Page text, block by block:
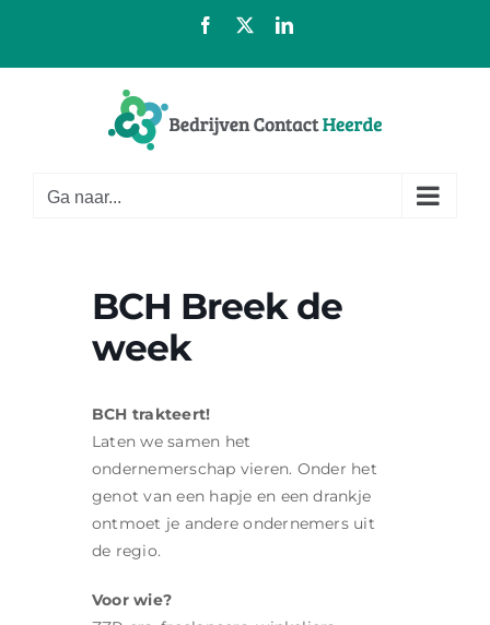
inhoud
Facebook LinkedIn
Ga naar...
BCH Breek de
week
BCH trakteert!
Laten we samen het
ondernemerschap vieren. Onder het
genot van een hapje en een drankje
ontmoet je andere ondernemers uit
de regio.
Voor wie?